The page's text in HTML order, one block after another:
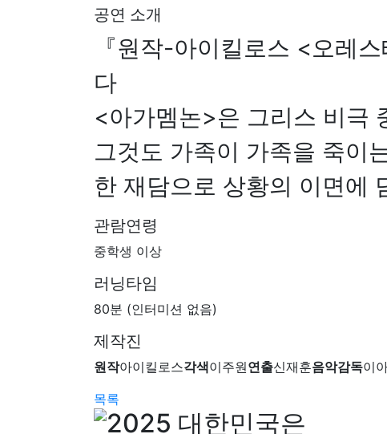
공연 소개
『원작-아이킬로스 <오레
다
<아가멤논>은 그리스 비극
그것도 가족이 가족을 죽이
한 재담으로 상황의 이면에
관람연령
중학생 이상
러닝타임
80분 (인터미션 없음)
제작진
원작아이킬로스각색이주원연출신재훈음악감독이
목록